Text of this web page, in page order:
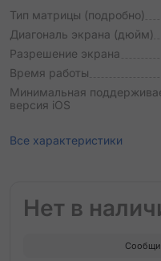
Bleu Pastel Single Tour
Bleu du Nord/Noir Double
Attelage Animaux Bandana
Bordeaux Single Tour
Craie Double Tour Hapi
Etoupe Single Tour
Etoupe Single Tour Strap
Тип матрицы (подробно)
Диагональ экрана (дюйм)
Разрешение экрана
Время работы
Минимальная
версия iOS
Все характеристики
Нет в